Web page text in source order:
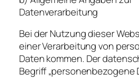
Datenverarbeitung
Bei der Nutzung dieser
einer Verarbeitung von
Daten kommen. Der
Begriff „personenbezogene